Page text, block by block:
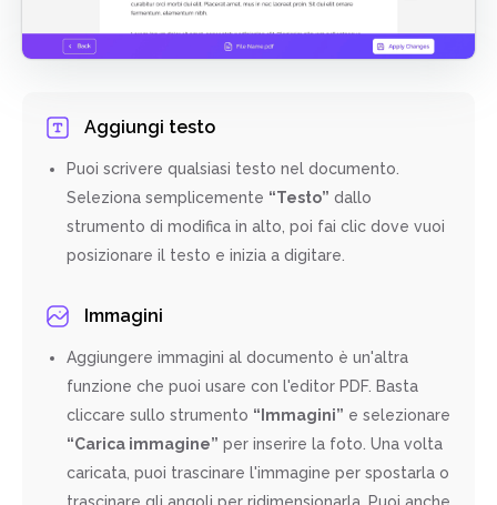
Aggiungi testo
Puoi scrivere qualsiasi testo nel documento.
Seleziona semplicemente “Testo” dallo
strumento di modifica in alto, poi fai clic dove vuoi
posizionare il testo e inizia a digitare.
Immagini
Aggiungere immagini al documento è un'altra
funzione che puoi usare con l'editor PDF. Basta
cliccare sullo strumento “Immagini” e selezionare
“Carica immagine” per inserire la foto. Una volta
caricata, puoi trascinare l'immagine per spostarla o